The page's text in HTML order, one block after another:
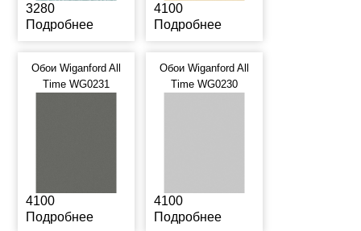
3280
Подробнее
4100
Подробнее
Обои Wiganford All
Time WG0231
4100
Подробнее
Обои Wiganford All
Time WG0230
4100
Подробнее